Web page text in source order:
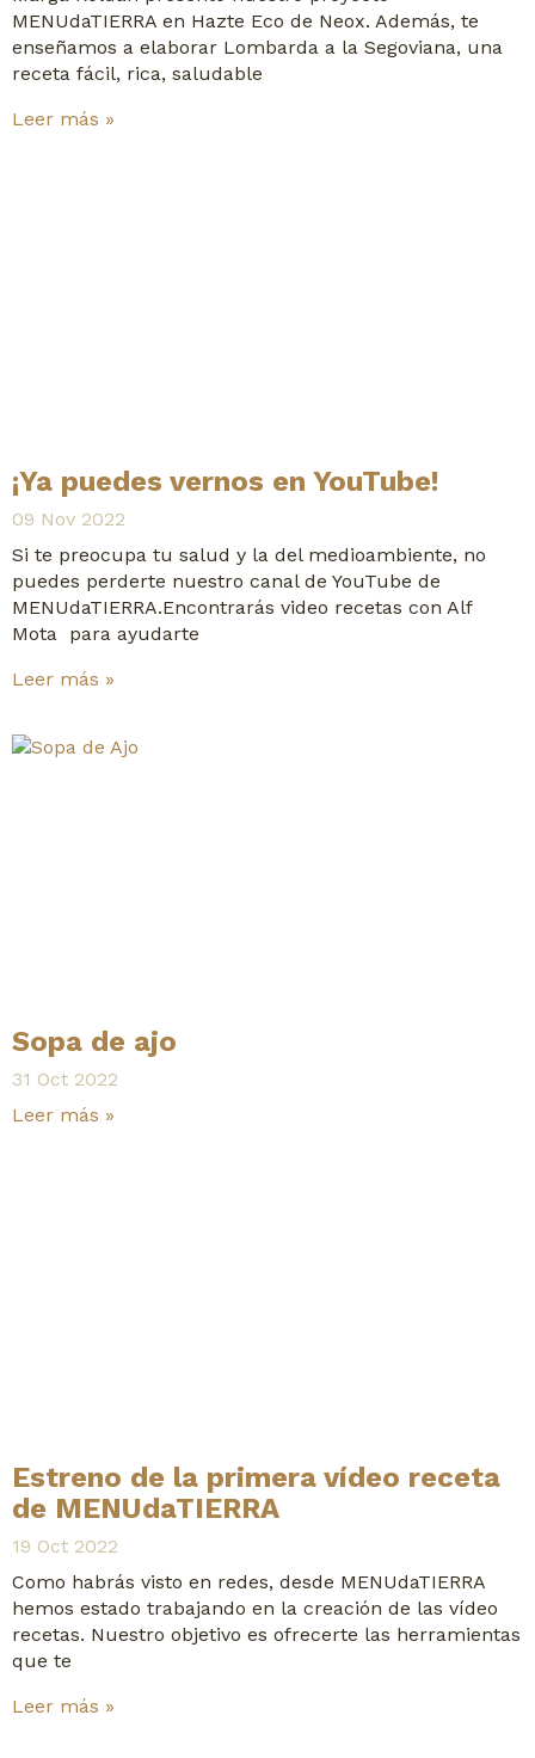
MENUdaTIERRA en Hazte Eco de Neox. Además, te
enseñamos a elaborar Lombarda a la Segoviana, una
receta fácil, rica, saludable
Leer más »
¡Ya puedes vernos en YouTube!
09 Nov 2022
Si te preocupa tu salud y la del medioambiente, no
puedes perderte nuestro canal de YouTube de
MENUdaTIERRA.Encontrarás video recetas con Alf
Mota para ayudarte
Leer más »
Sopa de ajo
31 Oct 2022
Leer más »
Estreno de la primera vídeo receta
de MENUdaTIERRA
19 Oct 2022
Como habrás visto en redes, desde MENUdaTIERRA
hemos estado trabajando en la creación de las vídeo
recetas. Nuestro objetivo es ofrecerte las herramientas
que te
Leer más »